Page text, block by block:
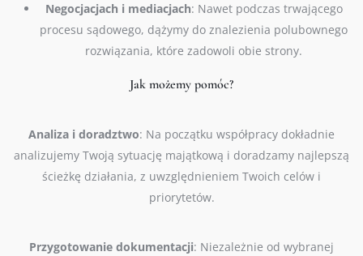
Negocjacjach i mediacjach: Nawet podczas trwającego
procesu sądowego, dążymy do znalezienia polubownego
rozwiązania, które zadowoli obie strony.
Jak możemy pomóc?
Analiza i doradztwo: Na początku współpracy dokładnie
analizujemy Twoją sytuację majątkową i doradzamy najlepszą
ścieżkę działania, z uwzględnieniem Twoich celów i
priorytetów.
Przygotowanie dokumentacji: Niezależnie od wybranej